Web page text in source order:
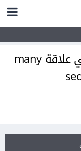
كيفية عمل insert في علاقة many